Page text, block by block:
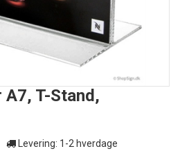
T-Stand,
Levering: 1-2 hverdage